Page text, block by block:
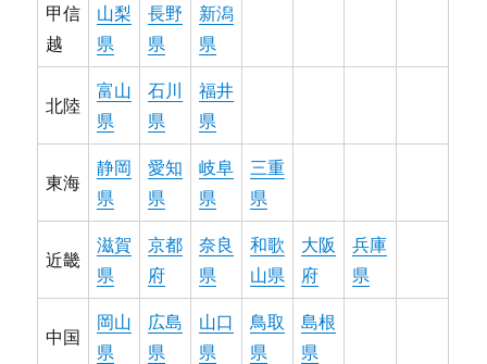
甲信
越
山梨
県
長野
県
新潟
県
北陸
富山
県
石川
県
福井
県
東海
静岡
県
愛知
県
岐阜
県
三重
県
近畿
滋賀
県
京都
府
奈良
県
和歌
山県
大阪
府
兵庫
県
中国
岡山
県
広島
県
山口
県
鳥取
県
島根
県